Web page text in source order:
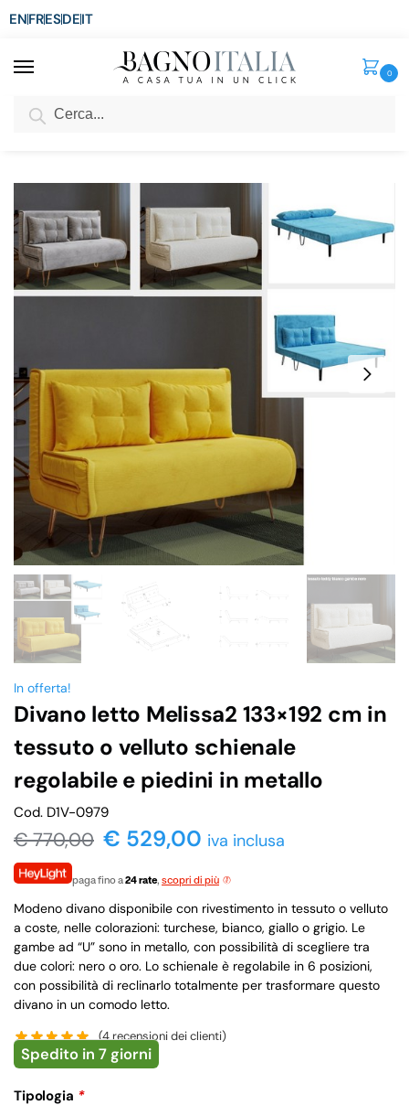
ENFRESDEIT
0
SCONTO del 3%
In offerta!
Divano letto Melissa2 133×192 cm in
tessuto o velluto schienale
regolabile e piedini in metallo
Cod. D1V-0979
€770,00 € 529,00 iva inclusa
paga fino a24 rate, scopri di più
Modeno divano disponibile con rivestimento in tessuto o velluto
a coste, nelle colorazioni: turchese, bianco, giallo o grigio. Le
gambe ad “U” sono in metallo, con possibilità di scegliere tra
due colori: nero o oro. Lo schienale è regolabile in 6 posizioni,
con possibilità di reclinarlo totalmente per trasformare questo
divano in un comodo letto.
(4recensioni dei clienti)
Spedito in 7 giorni
Tipologia *